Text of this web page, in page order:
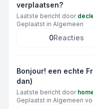
verplaatsen?
Laatste bericht door
Geplaatst in Algemeen
0Reacties
Bonjour! een echte
dan)
Laatste bericht door
Geplaatst in Algemeen